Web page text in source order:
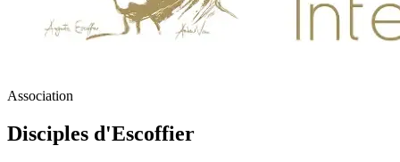
Association
Disciples d'Escoffier